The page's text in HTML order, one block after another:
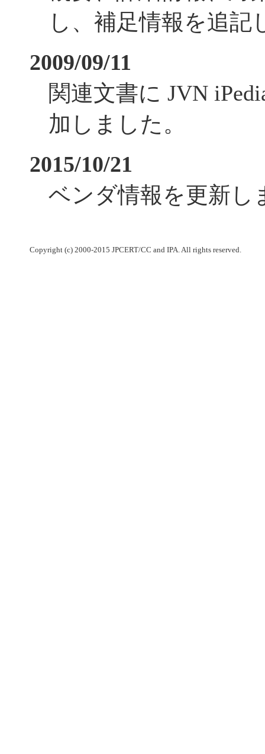
し、補足情報を追記
2009/09/11
関連文書に JVN
加しました。
2015/10/21
ベンダ情報を更新し
Copyright (c) 2000-2015 JPCERT/CC and IPA. All rights reserved.